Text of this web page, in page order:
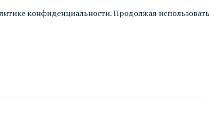
конфиденциальности. Продолжая использовать